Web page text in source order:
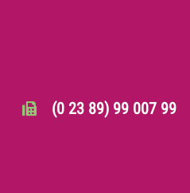
(0 23 89) 99 007 99